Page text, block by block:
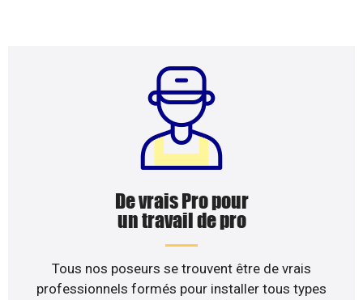
De vrais Pro pour
un travail de pro
Tous nos poseurs se trouvent être de vrais
professionnels formés pour installer tous types